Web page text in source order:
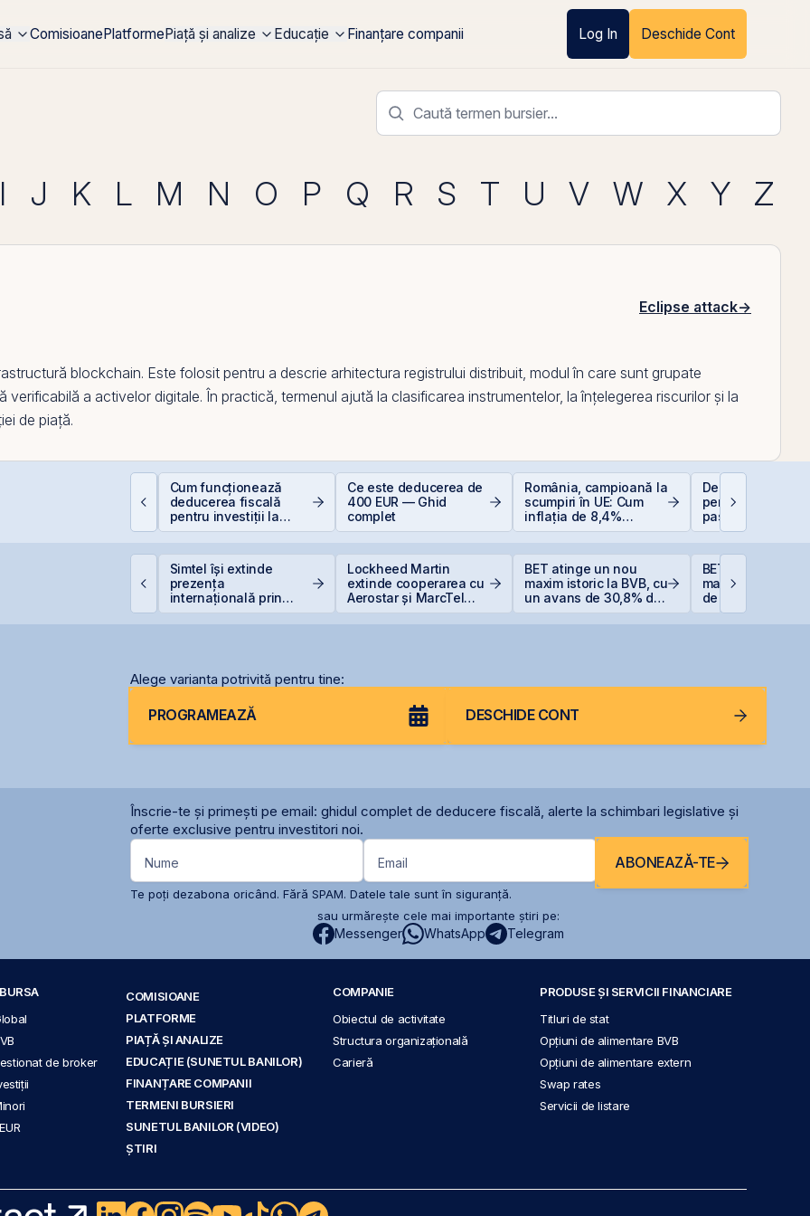
ComisioanePlatformePiață și analize Educație Finanțare companii Log In Deschide Cont
I J K L M N O P Q R S T U V W X Y Z
Eclipse attack→
blockchain. Este folosit pentru a descrie arhitectura registrului distribuit, modul în care sunt grupate
a activelor digitale. În practică, termenul ajută la clasificarea instrumentelor, la înțelegerea riscurilor și la
de piață.
Cum funcționează
deducerea fiscală
pentru investiții la
bursă
Ce este deducerea de
400 EUR — Ghid
complet
România, campioană la
scumpiri în UE: Cum
inflația de 8,4%
erodează bugetul și
Deducere 400
pentru PFA - pas
pas
Simtel își extinde
prezența
internațională prin
Lockheed Martin
extinde cooperarea cu
Aerostar și MarcTel
BET atinge un nou
maxim istoric la BVB, cu
un avans de 30,8% de
BET atinge un
maxim istoric,
de acțiunile
OMV Petrom
Alege varianta potrivită pentru tine:
PROGRAMEAZĂ DESCHIDE CONT
Înscrie-te și primești pe email: ghidul complet de deducere fiscală, alerte la schimbari legislative și
oferte exclusive pentru investitori noi.
Nume Email ABONEAZĂ-TE
Te poți dezabona oricând. Fără SPAM. Datele tale sunt în siguranță.
sau urmărește cele mai importante știri pe:
Messenger WhatsApp Telegram
de broker
COMISIOANE
PLATFORME
PIAȚĂ ȘI ANALIZE
EDUCAȚIE (SUNETUL BANILOR)
FINANȚARE COMPANII
TERMENI BURSIERI
SUNETUL BANILOR (VIDEO)
ȘTIRI
COMPANIE
Obiectul de activitate
Structura organizațională
Carieră
PRODUSE ȘI SERVICII FINANCIARE
Titluri de stat
Opțiuni de alimentare BVB
Opțiuni de alimentare extern
Swap rates
Servicii de listare